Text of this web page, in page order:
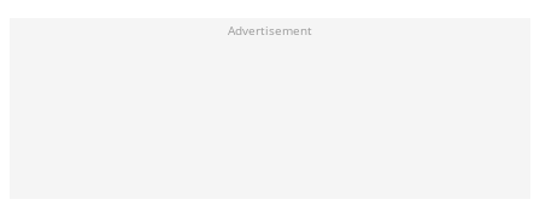
Advertisement